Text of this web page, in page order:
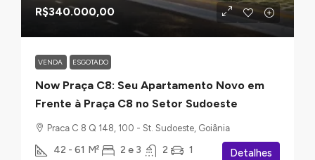
R$340.000,00
VENDA ESGOTADO
Now Praça C8: Seu Apartamento Novo em
Frente à Praça C8 no Setor Sudoeste
Praca C 8 Q 148, 100 - St. Sudoeste, Goiânia
42 - 61 M² 2 e 3 2 1 Detalhes